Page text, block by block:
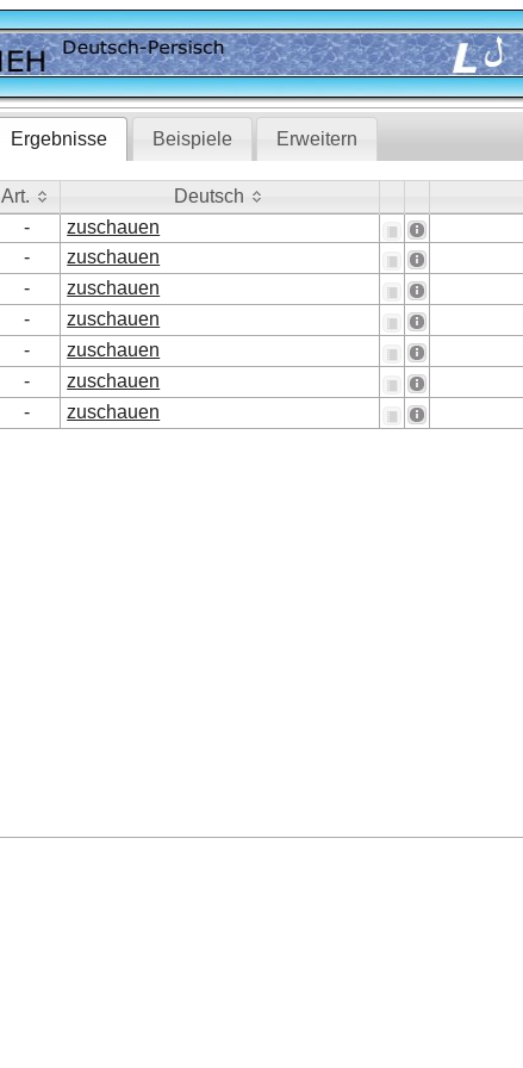
Ergebnisse Beispiele Erweitern
Art. Deutsch
Art.
- zuschauen
-
zuschauen
-
zuschauen
-
zuschauen
-
zuschauen
-
zuschauen
-
zuschauen